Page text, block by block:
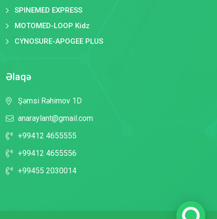
SPINEMED EXPRESS
MOTOMED-LOOP Kidz
CYNOSURE-APOGEE PLUS
Əlaqə
Şəmsi Rəhimov 1D
anaraylant@gmail.com
+99412 4655555
+99412 4655556
+99455 2030014